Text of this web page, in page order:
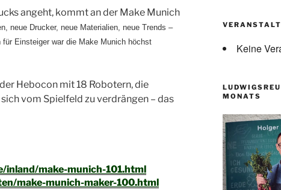
angeht, kommt an der Make Munich
neue Drucker, neue Materialien, neue Trends –
Einsteiger war die Make Munich höchst
Hebocon mit 18 Robotern, die
vom Spielfeld zu verdrängen – das
inland/make-munich-101.html
make-munich-maker-100.html
Keine
MONATS